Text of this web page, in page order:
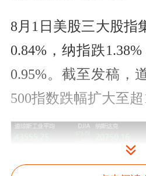
8月1日美股三大股指
0.84%，纳指跌
0.95%。截至发稿，
500指数跌幅扩大至超